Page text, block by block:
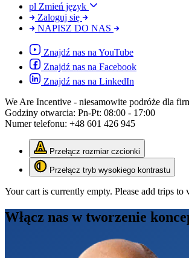
pl Zmień język
Zaloguj się
NAPISZ DO NAS
Znajdź nas na YouTube
Znajdź nas na Facebook
Znajdź nas na LinkedIn
We Are Incentive - niesamowite podróże dla
Godziny otwarcia: Pn-Pt: 08:00 - 17:00
Numer telefonu: +48 601 426 945
Przełącz rozmiar czcionki
Przełącz tryb wysokiego kontrastu
Your cart is currently empty. Please add trips to
Włącz nas w tworzenie